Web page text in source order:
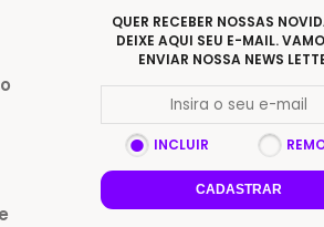
QUER RECEBER NOSSAS
DEIXE AQUI SEU E-MAIL.
ENVIAR NOSSA NEWS
INCLUIR
CADASTRAR